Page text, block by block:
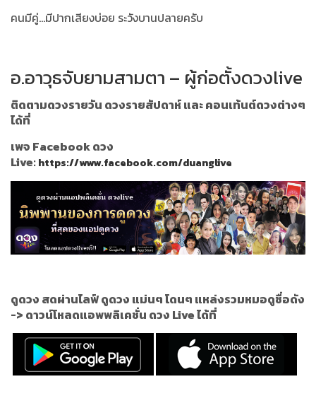
คนมีคู่...มีปากเสียงบ่อย ระวังบานปลายครับ
อ.อาวุธจับยามสามตา – ผู้ก่อตั้งดวงlive
ติดตามดวงรายวัน ดวงรายสัปดาห์ และ คอนเท้นต์ดวงต่างๆ
ได้ที่
เพจ Facebook ดวง
Live:https://www.facebook.com/duanglive
ดูดวง สดผ่านไลฟ์ ดูดวง แม่นๆ โดนๆ แหล่งรวมหมอดูชื่อดัง
-> ดาวน์โหลดแอพพลิเคชั่น ดวง Live ได้ที่